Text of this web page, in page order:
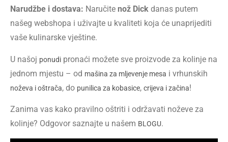
Narudžbe i dostava: Naručite nož Dick danas putem
našeg webshopa i uživajte u kvaliteti koja će unaprijediti
vaše kulinarske vještine.
U našoj ponudi pronaći možete sve proizvode za kolinje na
jednom mjestu – od mašina za mljevenje mesa i vrhunskih
noževa i oštrača, do punilica za kobasice, crijeva i začina!
Zanima vas kako pravilno oštriti i održavati noževe za
kolinje? Odgovor saznajte u našem BLOGU.